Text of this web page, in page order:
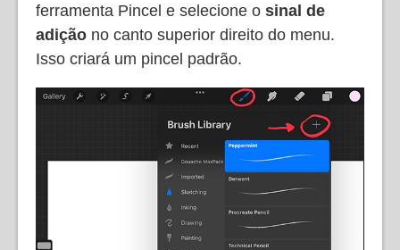
ferramenta Pincel e selecione o sinal de
adição no canto superior direito do menu.
Isso criará um pincel padrão.